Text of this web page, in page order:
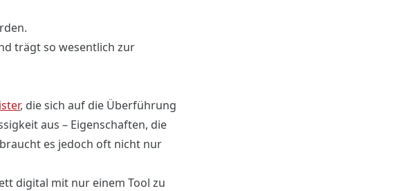
trägt so wesentlich zur
, die sich auf die Überführung
aus – Eigenschaften, die
es jedoch oft nicht nur
digital mit nur einem Tool zu